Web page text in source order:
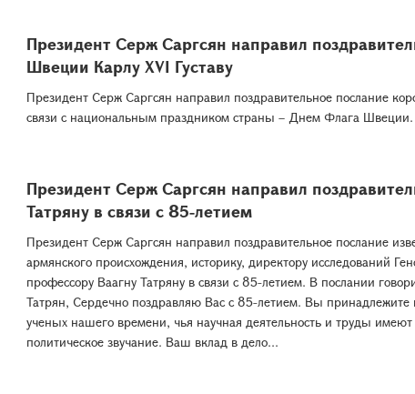
Президент Серж Саргсян направил
Швеции Карлу XVI Густаву
Президент Серж Саргсян направил поздравительное послание
связи с национальным праздником страны – Днем Флага Швеции.
Президент Серж Саргсян направил
Татряну в связи с 85-летием
Президент Серж Саргсян направил поздравительное послание
армянского происхождения, историку, директору исследований
профессору Ваагну Татряну в связи с 85-летием. В послании
Татрян, Сердечно поздравляю Вас с 85-летием. Вы принадлежите
ученых нашего времени, чья научная деятельность и труды
политическое звучание. Ваш вклад в дело...